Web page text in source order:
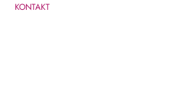
KONTAKT